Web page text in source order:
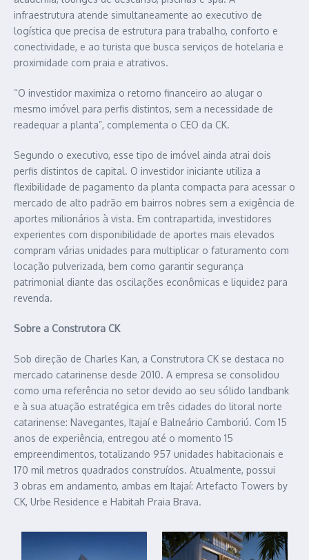
infraestrutura atende simultaneamente ao executivo de
logística que precisa de estrutura para trabalho, conforto e
conectividade, e ao turista que busca serviços de hotelaria e
proximidade com praia e atrativos.
“O investidor maximiza o retorno financeiro ao alugar o
mesmo imóvel para perfis distintos, sem a necessidade de
readequar a planta”, complementa o CEO da CK.
Segundo o executivo, esse tipo de imóvel ainda atrai dois
perfis distintos de capital. O investidor iniciante utiliza a
flexibilidade de pagamento da planta compacta para acessar o
mercado de alto padrão em bairros nobres sem a exigência de
aportes milionários à vista. Em contrapartida, investidores
experientes com disponibilidade de aportes mais elevados
compram várias unidades para multiplicar o faturamento com
locação pulverizada, bem como garantir segurança
patrimonial diante das oscilações econômicas e liquidez para
revenda.
Sobre a Construtora CK
Sob direção de Charles Kan, a Construtora CK se destaca no
mercado catarinense desde 2010. A empresa se consolidou
como uma referência no setor devido ao seu sólido landbank
e à sua atuação estratégica em três cidades do litoral norte
catarinense: Navegantes, Itajaí e Balneário Camboriú. Com 15
anos de experiência, entregou até o momento 15
empreendimentos, totalizando 957 unidades habitacionais e
170 mil metros quadrados construídos. Atualmente, possui
3 obras em andamento, ambas em Itajaí: Artefacto Towers by
CK, Urbe Residence e Habitah Praia Brava.